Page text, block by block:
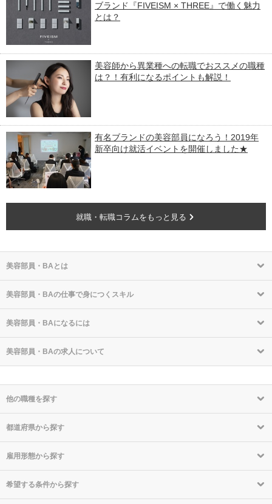
ブランド『FIVEISM × THREE』で働く魅力
とは？
美容師から異業種への転職でおススメの職種
は？！有利になるポイントも解説！
有名ブランドの美容部員になろう！2019年
新卒向け就活イベントを開催しました★
就職・転職コラムをもっと見る
美容部員・BAとは
美容部員・BAの仕事で身につくスキル
美容部員・BAになるには
美容部員・BAの求人について
他の職種を探す
都道府県から探す
雇用形態から探す
希望する条件から探す